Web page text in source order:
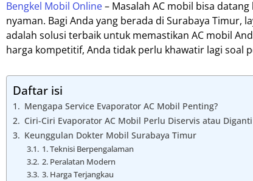
Bengkel Mobil Online– Masalah AC mobil bisa
nyaman. Bagi Anda yang berada di Surabaya Timur,
adalah solusi terbaik untuk memastikan AC mobil
harga kompetitif, Anda tidak perlu khawatir lagi soal
Daftar isi
Mengapa Service Evaporator AC Mobil Penting?
Ciri-Ciri Evaporator AC Mobil Perlu Diservis atau Diganti
Keunggulan Dokter Mobil Surabaya Timur
1. Teknisi Berpengalaman
2. Peralatan Modern
3. Harga Terjangkau